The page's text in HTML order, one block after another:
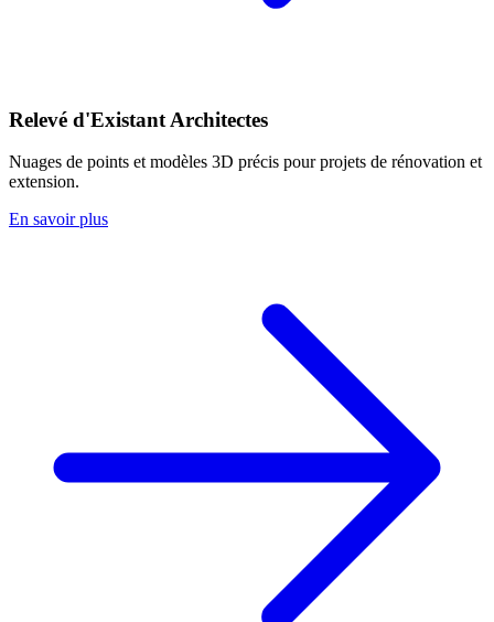
Relevé d'Existant Architectes
Nuages de points et modèles 3D précis pour projets de rénovation et
extension.
En savoir plus